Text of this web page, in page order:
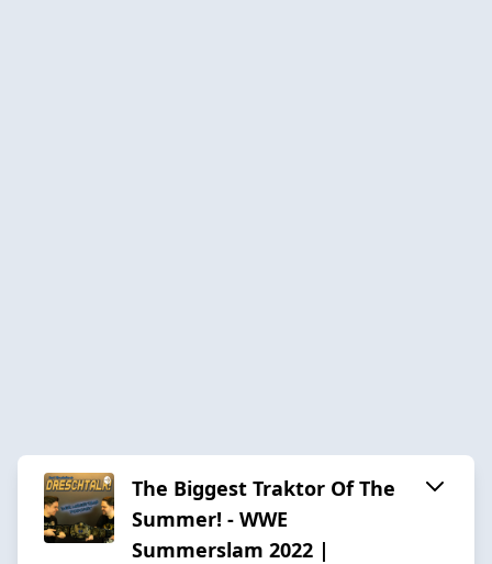
The Biggest Traktor Of The
Summer! - WWE
Summerslam 2022 |